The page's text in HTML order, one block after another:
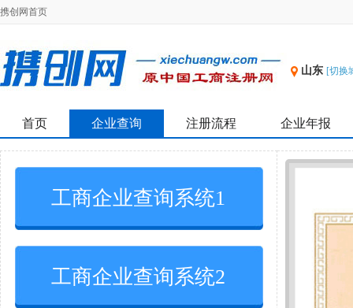
携创网首页
山东 [切换
首页 企业查询 注册流程 企业年报
工商企业查询系统1
工商企业查询系统2